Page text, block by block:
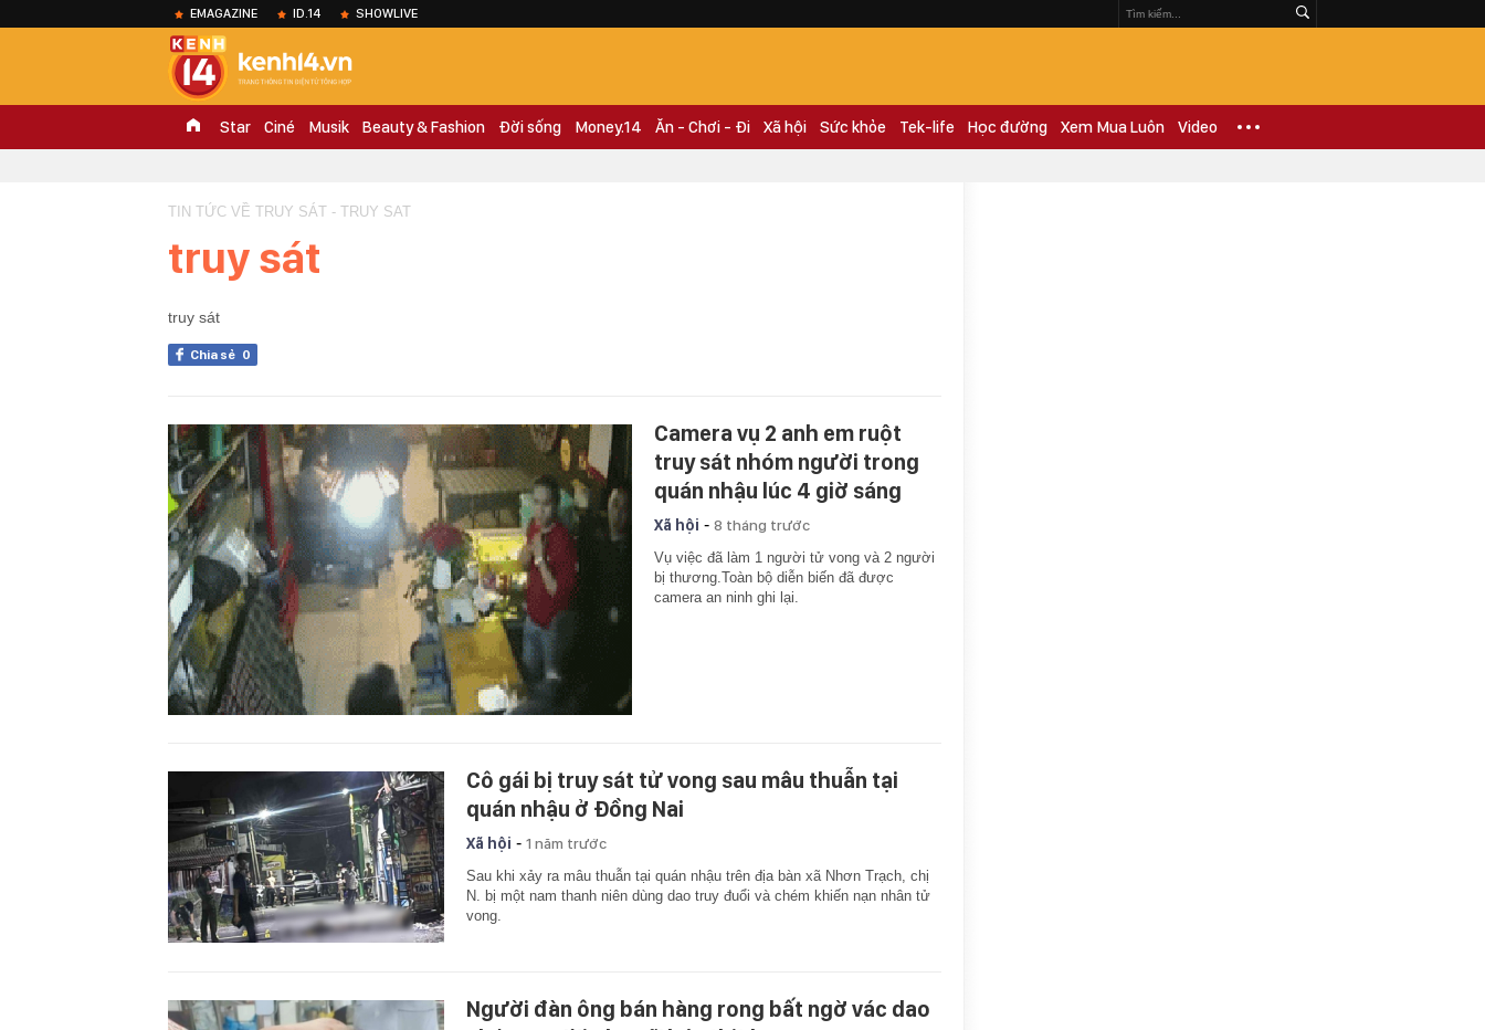
EMAGAZINE ID.14 SHOWLIVE
Star Ciné Musik Beauty & Fashion Đời sống Money.14 Ăn - Chơi - Đi Xã hội Sức khỏe Tek-life Học đường Xem Mua Luôn Video
TIN TỨC VỀ TRUY SÁT - TRUY SAT
truy sát
truy sát
Chia sẻ 0
Camera vụ 2 anh em ruột
truy sát nhóm người trong
quán nhậu lúc 4 giờ sáng
Xã hội - 8 tháng trước
Vụ việc đã làm 1 người tử vong và 2 người
bị thương.Toàn bộ diễn biến đã được
camera an ninh ghi lại.
Cô gái bị truy sát tử vong sau mâu thuẫn tại
quán nhậu ở Đồng Nai
Xã hội - 1 năm trước
Sau khi xảy ra mâu thuẫn tại quán nhậu trên địa bàn xã Nhơn Trạch, chị
N. bị một nam thanh niên dùng dao truy đuổi và chém khiến nạn nhân tử
vong.
Người đàn ông bán hàng rong bất ngờ vác dao